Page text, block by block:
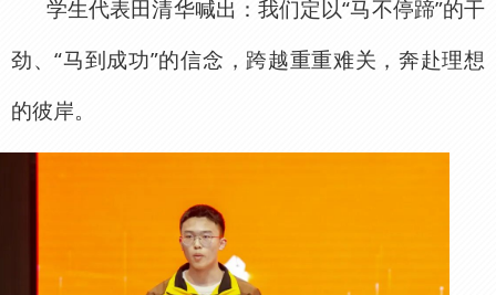
学生代表田清华喊出：我们定以“马不停蹄”的干
劲、“马到成功”的信念，跨越重重难关，奔赴理想
的彼岸。